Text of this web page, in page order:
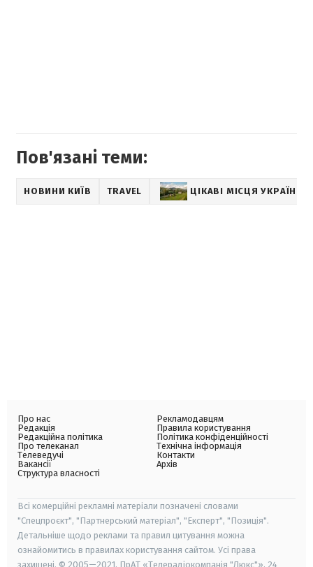
Пов'язані теми:
НОВИНИ КИЇВ TRAVEL ЦІКАВІ МІСЦЯ УКРАЇНИ
Про нас
Редакція
Редакційна політика
Про телеканал
Телеведучі
Вакансії
Структура власності
Рекламодавцям
Правила користування
Політика конфіденційності
Технічна інформація
Контакти
Архів
Всі комерційні рекламні матеріали позначені словами
"Спецпроєкт", "Партнерський матеріал", "Експерт", "Позиція".
Детальніше щодо реклами та правил цитування можна
ознайомитись в правилах користування сайтом. Усі права
захищені. © 2005—2021, ПрАТ «Телерадіокомпанія "Люкс"», 24